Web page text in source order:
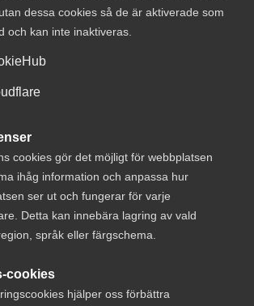
dessa cookies så de är aktiverade som
och kan inte inaktiveras.
cookies gör det möjligt för webbplatsen
ihåg information och anpassa hur
ser ut och fungerar för varje
Detta kan innebära lagring av vald
språk eller färgschema.
cookies
hjälper oss förbättra
och